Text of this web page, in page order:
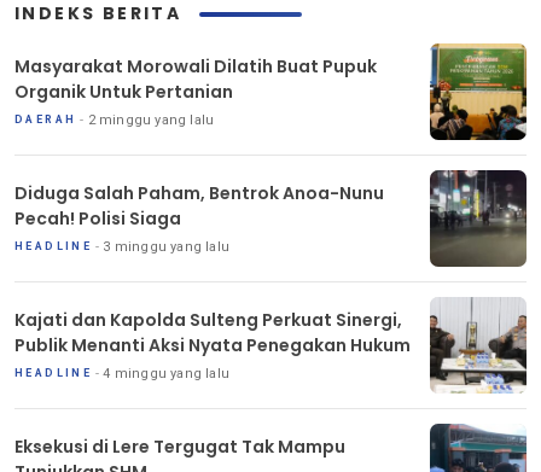
INDEKS BERITA
Masyarakat Morowali Dilatih Buat Pupuk
Organik Untuk Pertanian
DAERAH 2 minggu yang lalu
Diduga Salah Paham, Bentrok Anoa-Nunu
Pecah! Polisi Siaga
HEADLINE 3 minggu yang lalu
Kajati dan Kapolda Sulteng Perkuat Sinergi,
Publik Menanti Aksi Nyata Penegakan Hukum
HEADLINE 4 minggu yang lalu
Eksekusi di Lere Tergugat Tak Mampu